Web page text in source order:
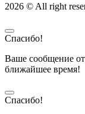
2026 © All right
Спасибо!
Ваше сообщение
ближайшее время!
Спасибо!